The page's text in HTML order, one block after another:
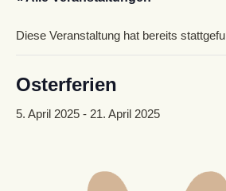
Diese Veranstaltung hat bereits
Osterferien
5. April 2025 - 21. April 2025